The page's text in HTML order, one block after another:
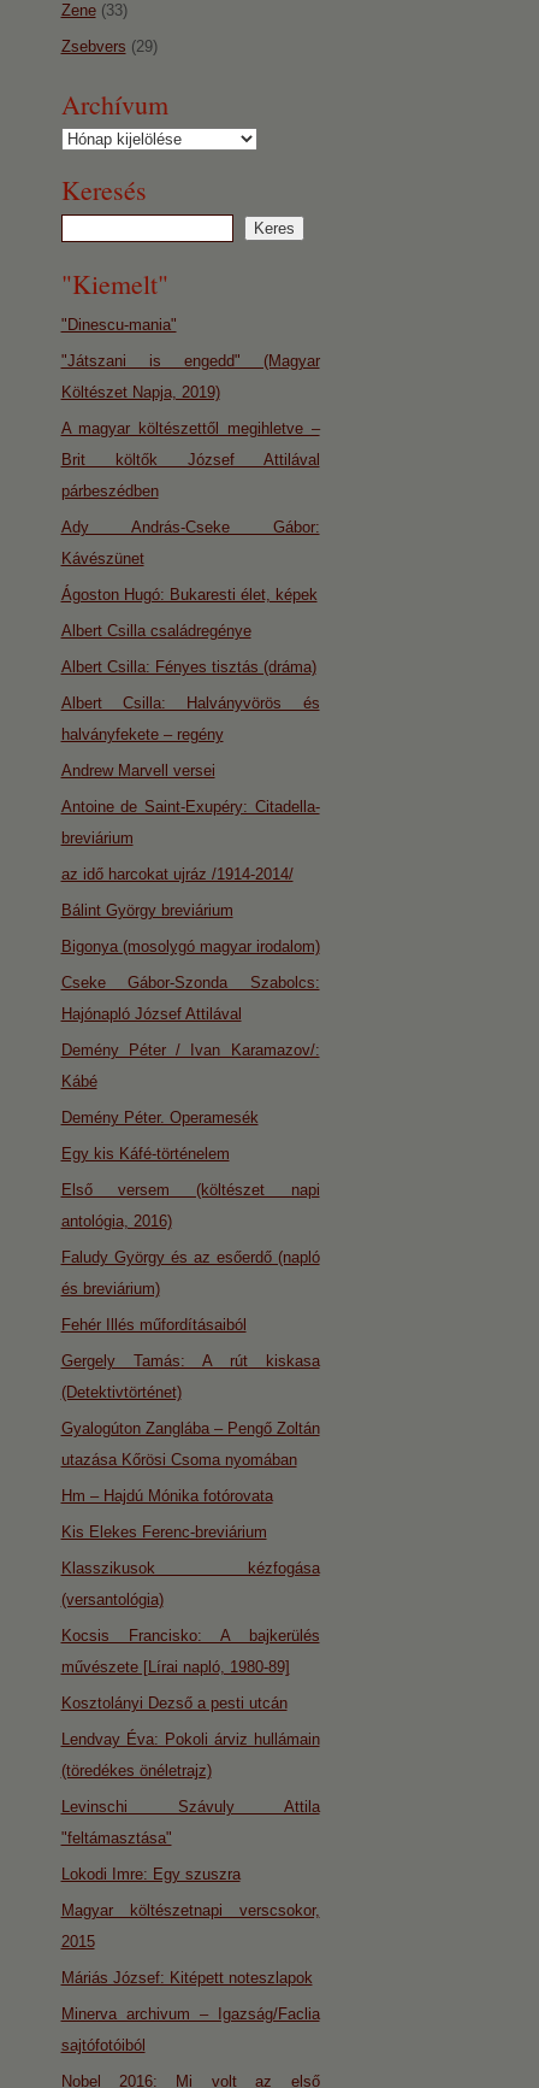
Zene(33)
Zsebvers (29)
Archívum
Archívum
Keresés
"Kiemelt"
"Dinescu-mania"
"Játszani is engedd" (Magyar
Költészet Napja, 2019)
A magyar költészettől megihletve –
Brit költők József Attilával
párbeszédben
Ady András-Cseke Gábor:
Kávészünet
Ágoston Hugó: Bukaresti élet, képek
Albert Csilla családregénye
Albert Csilla: Fényes tisztás (dráma)
Albert Csilla: Halványvörös és
halványfekete – regény
Andrew Marvell versei
Antoine de Saint-Exupéry: Citadella-
breviárium
az idő harcokat ujráz /1914-2014/
Bálint György breviárium
Bigonya (mosolygó magyar irodalom)
Cseke Gábor-Szonda Szabolcs:
Hajónapló József Attilával
Demény Péter / Ivan Karamazov/:
Kábé
Demény Péter. Operamesék
Egy kis Káfé-történelem
Első versem (költészet napi
antológia, 2016)
Faludy György és az esőerdő (napló
és breviárium)
Fehér Illés műfordításaiból
Gergely Tamás: A rút kiskasa
(Detektivtörténet)
Gyalogúton Zanglába – Pengő Zoltán
utazása Kőrösi Csoma nyomában
Hm – Hajdú Mónika fotórovata
Kis Elekes Ferenc-breviárium
Klasszikusok kézfogása
(versantológia)
Kocsis Francisko: A bajkerülés
művészete [Lírai napló, 1980-89]
Kosztolányi Dezső a pesti utcán
Lendvay Éva: Pokoli árviz hullámain
(töredékes önéletrajz)
Levinschi Szávuly Attila
"feltámasztása"
Lokodi Imre: Egy szuszra
Magyar költészetnapi verscsokor,
2015
Máriás József: Kitépett noteszlapok
Minerva archivum – Igazság/Faclia
sajtófotóiból
Nobel 2016: Mi volt az első